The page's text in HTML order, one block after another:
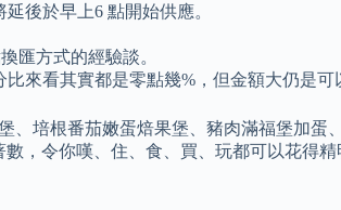
後於早上6 點開始供應。
匯方式的經驗談。
來看其實都是零點幾%，但金額大仍是可
培根番茄嫩蛋焙果堡、豬肉滿福堡加蛋
，令你嘆、住、食、買、玩都可以花得